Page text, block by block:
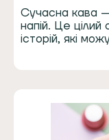
Сучасна кава
напій. Це цілий
історій, які